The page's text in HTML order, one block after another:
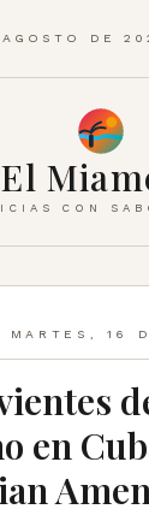
DE
El
CON
MARTES, 16
en